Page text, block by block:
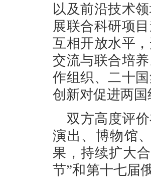
以及前沿技术
展联合科研项
互相开放水平
交流与联合培
作组织、二十
创新对促进两
双方高度评
演出、博物馆
果，持续扩大
节”和第十七届